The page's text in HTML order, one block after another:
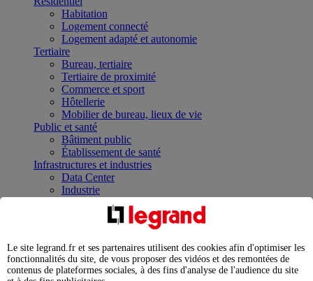
Habitation
Logement connecté
Logement adapté et autonomie
Tertiaire
Bureau, tertiaire
Tertiaire de proximité
Commerce et sport
Hôtellerie
Mobilier de bureau, lieux de vie
Public et santé
Bâtiment public
Établissement de santé
Infrastructures et industries
Data Center
Industrie
Infrastructures
Contrôler et planifier le fonctionnement des appareils
Répartir et optimiser son tableau électrique
Legrand Data Center Solutions : concentrer les
expertises au service de vos performances
Le site legrand.fr et ses partenaires utilisent des cookies afin d'optimiser les
fonctionnalités du site, de vous proposer des vidéos et des remontées de
contenus de plateformes sociales, à des fins d'analyse de l'audience du site